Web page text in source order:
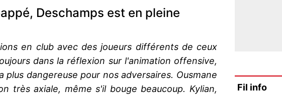
Deschamps est en pleine
en club avec des joueurs différents de ceux
dans la réflexion sur l'animation offensive,
plus dangereuse pour nos adversaires. Ousmane
très axiale, même s'il bouge beaucoup. Kylian,
Fil info